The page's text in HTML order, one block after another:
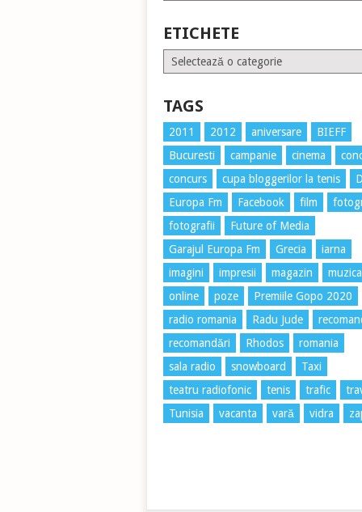
ETICHETE
Etichete
TAGS
2011 2012 aniversare
BIEFF
Bucuresti
campanie cinema
concurs
cupa bloggerilor la tenis
Europa Fm
Facebook film
fotografii
Future of Media
Garajul Europa Fm
Grecia
iarna
imagini
impresii magazin
muzica
online
poze
Premiile Gopo 2020
radio romania
Radu Jude
recomandări
Rhodos
romania
sala radio
snowboard
Taxi
teatru radiofonic
tenis trafic
Tunisia
vacanta vară vidra